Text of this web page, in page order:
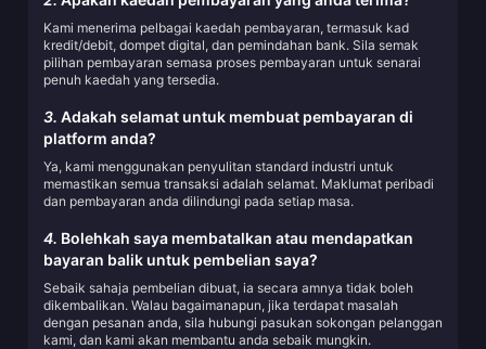
Kami menerima pelbagai kaedah pembayaran, termasuk kad
kredit/debit, dompet digital, dan pemindahan bank. Sila semak
pilihan pembayaran semasa proses pembayaran untuk senarai
penuh kaedah yang tersedia.
3. Adakah selamat untuk membuat pembayaran di
platform anda?
Ya, kami menggunakan penyulitan standard industri untuk
memastikan semua transaksi adalah selamat. Maklumat peribadi
dan pembayaran anda dilindungi pada setiap masa.
4. Bolehkah saya membatalkan atau mendapatkan
bayaran balik untuk pembelian saya?
Sebaik sahaja pembelian dibuat, ia secara amnya tidak boleh
dikembalikan. Walau bagaimanapun, jika terdapat masalah
dengan pesanan anda, sila hubungi pasukan sokongan pelanggan
kami, dan kami akan membantu anda sebaik mungkin.